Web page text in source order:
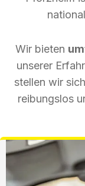
Wir bieten
unserer
stellen wir
reibungslos